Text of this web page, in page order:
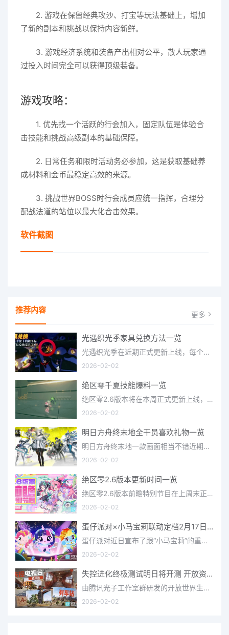
2. 游戏在保留经典攻沙、打宝等玩法基础上，增加
了新的副本和挑战以保持内容新鲜。
3. 游戏经济系统和装备产出相对公平，散人玩家通
过投入时间完全可以获得顶级装备。
游戏攻略：
1. 优先找一个活跃的行会加入，固定队伍是体验合
击技能和挑战高级副本的基础保障。
2. 日常任务和限时活动务必参加，这是获取基础养
成材料和金币最稳定高效的来源。
3. 挑战世界BOSS时行会成员应统一指挥，合理分
配战法道的站位以最大化合击效果。
软件截图
推荐内容 更多
光遇织光季家具兑换方法一览
光遇织光季在近期正式更新上线，每个季节都有着许多全新内容和资讯可以让你来体验，不少刚体验的小伙伴想要知道
2026-02-02
绝区零千夏技能爆料一览
绝区零2.6版本将在本周正式更新上线，上周的前瞻直播官方给玩家们带来关于最新版本的卡池信息和相关活动内容，
2026-02-02
明日方舟终末地全干员喜欢礼物一览
明日方舟终末地一款画面相当不错近期非常火爆的大型二次元冒险游戏，这里有相当多好看的干员可以让你来抽取并
2026-02-02
绝区零2.6版本更新时间一览
绝区零2.6版本前瞻特别节目在上周末正式播出，官方给玩家们带来了许多关于最新版本的相关资讯和上线时间，不少
2026-02-02
蛋仔派对×小马宝莉联动定档2月17日 联动外观将登场
蛋仔派对近日宣布了跟“小马宝莉”的重磅联动！并且时间定档在了2月17日，此次联动将会上新很多外观，各种小马宝
2026-02-02
失控进化终极测试明日将开测 开放资格预下载已开启
由腾讯光子工作室群研发的开放世界生存进化手游《失控进化》宣布，终极测试将于明日正式开启，目前测试资格预下
2026-02-02